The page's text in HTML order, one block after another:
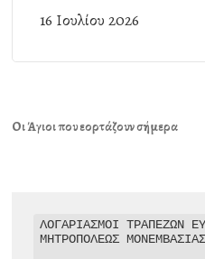
16 Ιουλίου 2026
Οι Άγιοι που εορτάζουν σήμερα
ΛΟΓΑΡΙΑΣΜΟΙ ΤΡΑΠΕΖΩΝ
ΜΗΤΡΟΠΟΛΕΩΣ